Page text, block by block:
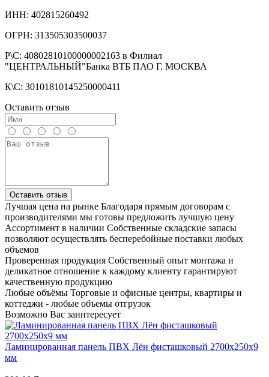
ИНН: 402815260492
ОГРН: 313505303500037
Р\С: 40802810100000002163 в Филиал
"ЦЕНТРАЛЬНЫЙ"Банка ВТБ ПАО Г. МОСКВА
К\С: 30101810145250000411
Оставить отзыв
Оставить отзыв
Лучшая цена на рынке Благодаря прямым договорам с
производителями мы готовы предложить лучшую цену
Ассортимент в наличии Собственные складские запасы
позволяют осуществлять бесперебойные поставки любых
объемов
Проверенная продукция Собственный опыт монтажа и
деликатное отношение к каждому клиенту гарантируют
качественную продукцию
Любые объёмы Торговые и офисные центры, квартиры и
коттеджи - любые объемы отгрузок
Возможно Вас заинтересует
Ламинированная панель ПВХ Лён фисташковый 2700x250x9
мм